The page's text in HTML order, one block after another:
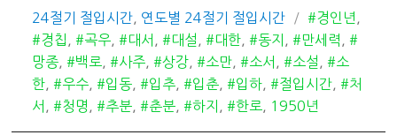
카
테
고
리
24절기 절입시간 연도별 24절기 절입시간
태
그
#경인년
#경칩
,#곡우 ,#대서 ,#대설 ,#대한 ,#동지 ,#만세력 ,#
망종 ,#백로 ,#사주 ,#상강 ,#소만 ,#소서 ,#소설 ,#소
한 ,#우수 ,#입동 ,#입추 ,#입춘 ,#입하 ,#절입시간 ,#처
서
,#청명 ,#추분 ,#춘분 ,#하지 ,#한로 1950년